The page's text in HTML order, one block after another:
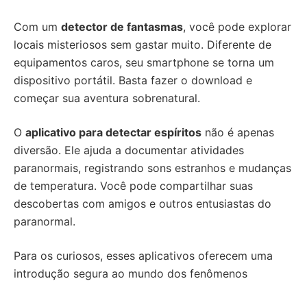
Com um detector de fantasmas, você pode explorar
locais misteriosos sem gastar muito. Diferente de
equipamentos caros, seu smartphone se torna um
dispositivo portátil. Basta fazer o download e
começar sua aventura sobrenatural.
O aplicativo para detectar espíritos não é apenas
diversão. Ele ajuda a documentar atividades
paranormais, registrando sons estranhos e mudanças
de temperatura. Você pode compartilhar suas
descobertas com amigos e outros entusiastas do
paranormal.
Para os curiosos, esses aplicativos oferecem uma
introdução segura ao mundo dos fenômenos